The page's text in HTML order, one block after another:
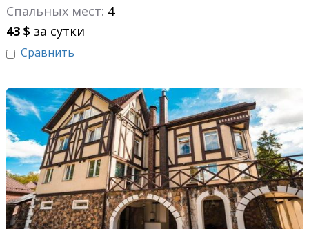
Спальных мест: 4
43 $ за сутки
Сравнить